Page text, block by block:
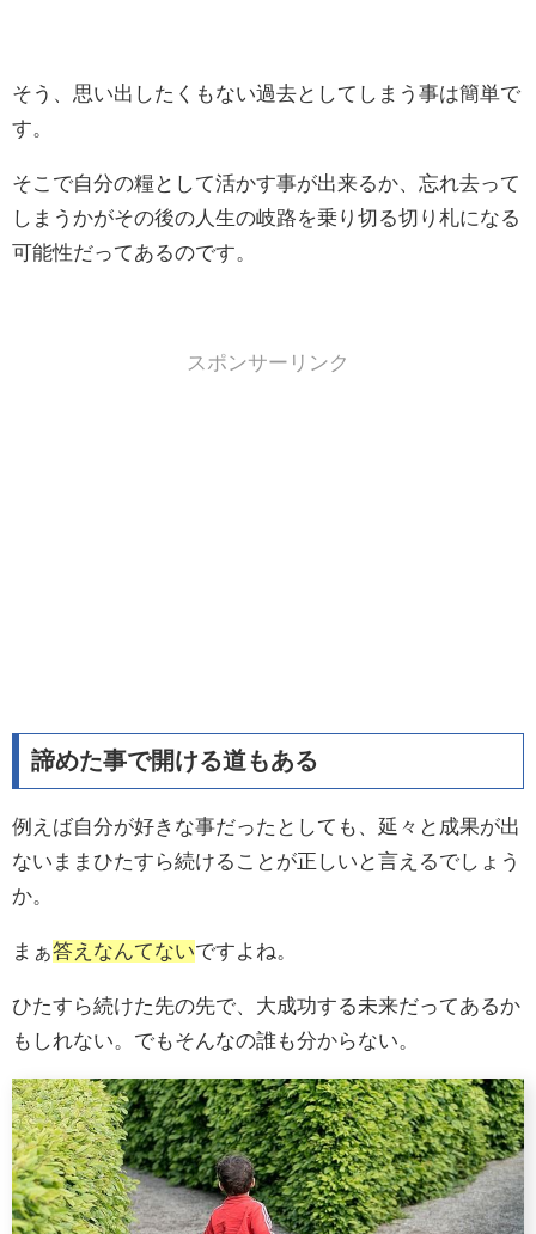
そう、思い出したくもない過去としてしまう事は簡単で
す。
そこで自分の糧として活かす事が出来るか、忘れ去って
しまうかがその後の人生の岐路を乗り切る切り札になる
可能性だってあるのです。
スポンサーリンク
諦めた事で開ける道もある
例えば自分が好きな事だったとしても、延々と成果が出
ないままひたすら続けることが正しいと言えるでしょう
か。
まぁ答えなんてないですよね。
ひたすら続けた先の先で、大成功する未来だってあるか
もしれない。でもそんなの誰も分からない。